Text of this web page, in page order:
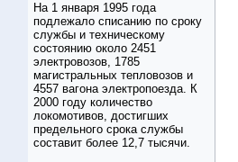
На 1 января 1995 года
подлежало списанию по сроку
службы и техническому
состоянию около 2451
электровозов, 1785
магистральных тепловозов и
4557 вагона электропоезда. К
2000 году количество
локомотивов, достигших
предельного срока службы
составит более 12,7 тысячи.